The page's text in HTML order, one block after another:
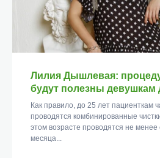
Лилия Дышлевая:
будут полезны девушкам
Как правило, до 25 лет пациенткам
проводятся комбинированные
этом возрасте проводятся не менее
месяца...